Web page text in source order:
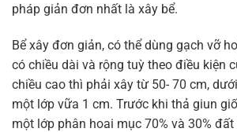
pháp giản đơn nhất là xây bể.
Bể xây đơn giản, có thể dùng gạch vỡ
có chiều dài và rộng tuỳ theo điều kiện
chiều cao thì phải xây từ 50- 70 cm,
một lớp vữa 1 cm. Trước khi thả giun
một lớp phân hoai mục 70% và 30%